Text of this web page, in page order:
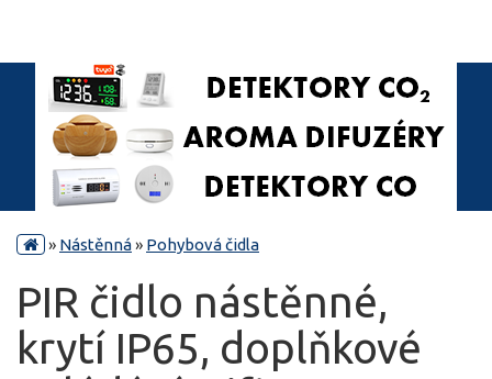
» Nástěnná» Pohybová čidla
PIR čidlo nástěnné,
krytí IP65, doplňkové